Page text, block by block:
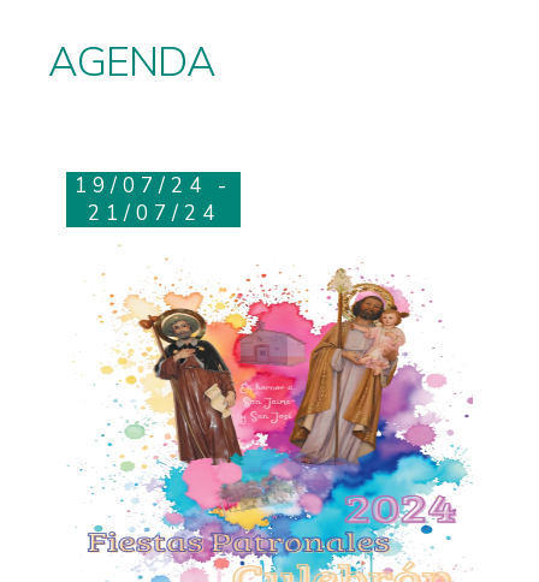
AGENDA
19/07/24 -
21/07/24